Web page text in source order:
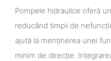
Pompele hidraulice oferă
reducând timpii de
ajută la menținerea unei
minim de direcție.